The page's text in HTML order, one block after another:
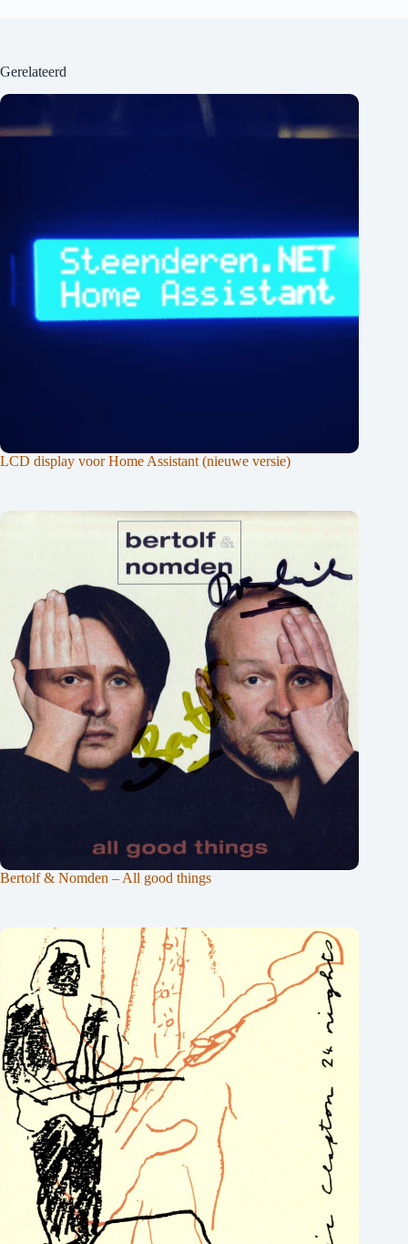
Gerelateerd
LCD display voor Home Assistant (nieuwe versie)
Bertolf & Nomden – All good things